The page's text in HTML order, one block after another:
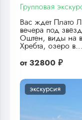
Групповая
Вас ждет Плато
вечера под
Оштен, виды на
Хребта, озеро в…
от 32800 ₽
экскурсия